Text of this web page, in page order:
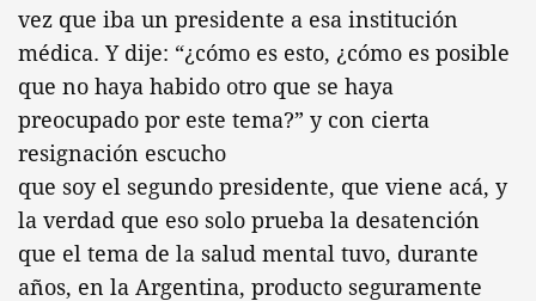
vez que iba un presidente a esa institución
médica. Y dije: “¿cómo es esto, ¿cómo es posible
que no haya habido otro que se haya
preocupado por este tema?” y con cierta
resignación escucho
que soy el segundo presidente, que viene acá, y
la verdad que eso solo prueba la desatención
que el tema de la salud mental tuvo, durante
años, en la Argentina, producto seguramente